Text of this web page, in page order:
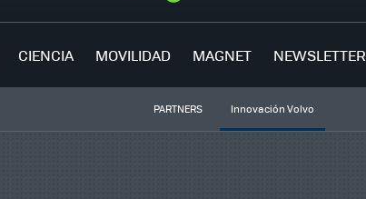
CIENCIA MOVILIDAD MAGNET NEWSLETTER
PARTNERS Innovación Volvo